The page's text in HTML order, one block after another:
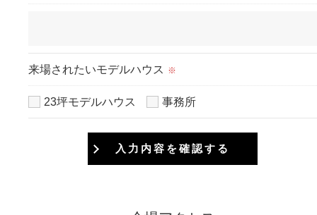
来場されたいモデルハウス ※
23坪モデルハウス 事務所